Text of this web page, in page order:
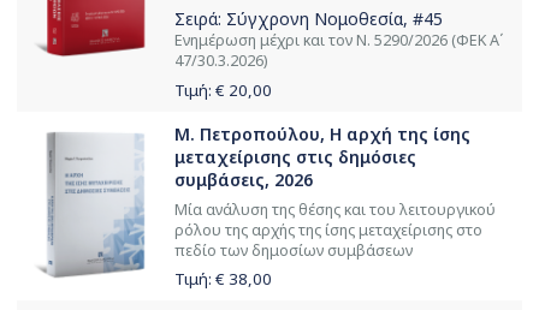
Σειρά: Σύγχρονη Νομοθεσία, #45
Ενημέρωση μέχρι και τον Ν. 5290/2026 (ΦΕΚ Α΄
47/30.3.2026)
Τιμή: € 20,00
Μ. Πετροπούλου, Η αρχή της ίσης
μεταχείρισης στις δημόσιες
συμβάσεις, 2026
Μία ανάλυση της θέσης και του λειτουργικού
ρόλου της αρχής της ίσης μεταχείρισης στο
πεδίο των δημοσίων συμβάσεων
Τιμή: € 38,00